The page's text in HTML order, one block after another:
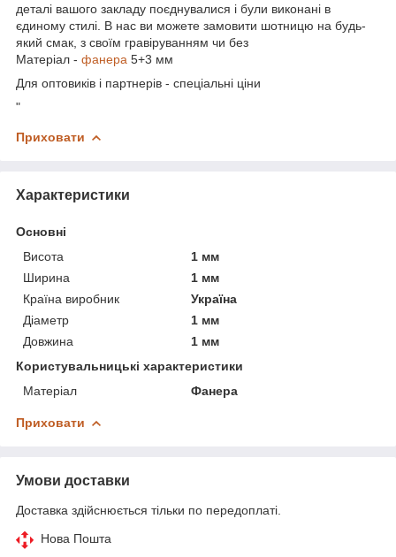
деталі вашого закладу поєднувалися і були виконані в
єдиному стилі. В нас ви можете замовити шотницю на будь-
який смак, з своїм гравіруванням чи без
Матеріал - фанера 5+3 мм
Для оптовиків і партнерів - спеціальні ціни
"
Приховати
Характеристики
Основні
Висота
1 мм
Ширина
1 мм
Країна виробник
Україна
Діаметр
1 мм
Довжина
1 мм
Користувальницькі характеристики
Матеріал
Фанера
Приховати
Умови доставки
Доставка здійснюється тільки по передоплаті.
Нова Пошта